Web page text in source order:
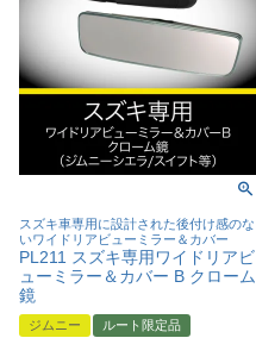
スズキ車専用に設計された後付け感のな
いワイドリアビューミラー＆カバー
PL211 スズキ専用ワイドリアビ
ューミラー＆カバー B クローム
鏡
ジムニー ルート限定品